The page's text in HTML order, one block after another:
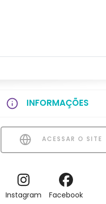
INFORMAÇÕES
ACESSAR O SITE
Instagram Facebook